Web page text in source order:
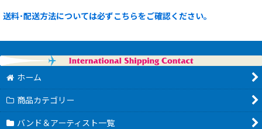
送料･配送方法については必ずこちらをご確認ください。
ホーム
商品カテゴリー
バンド＆アーティスト一覧